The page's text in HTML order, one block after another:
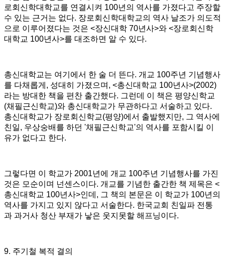
로회신학대학교를 연결시켜 100년의 역사를 가졌다고 주장할
수 있는 근거는 없다. 장로회신학대학교의 역사 날조가 의도적
으로 이루어졌다는 것은 <장신대학 70년사>와 <장로회신학
대학교 100년사>를 대조하면 알 수 있다.
총신대학교는 여기에서 한 술 더 뜬다. 개교 100주년 기념행사
를 다채롭게 , 성대히 가졌으며 , <총신대학교 100년사>(2002)
라는 방대한 책을 편찬 출간했다. 그런데 이 책은 평양신학교
(채필근신학교)와 총신대학교가 무관하다고 서술하고 있다.
총신대학교가 장로회신학교(평양)에서 출발했지만, 그 역사에
친일, 우상숭배를 하던 '채필근신학교'의 역사를 포함시킬 이
유가 없다고 한다.
그렇다면 이 학교가 2001년에 개교 100주년 기념행사를 가진
것은 모순이며 넌센스이다. 개교를 기념한 출간한 책 제목은 <
총신대학교 100년사>인데 , 그 책의 본문은 이 학교가 100년의
역사를 가지고 있지 않다고 서술한다. 한국교회 친일파 전통
과 과거사 청산 부재가 낳은 웃지못할 해프닝이다.
9. 주기철 복적 결의